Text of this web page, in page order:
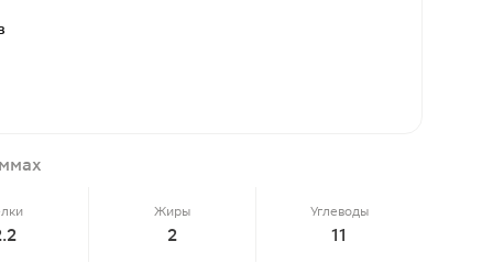
Жиры
2
Углеводы
11